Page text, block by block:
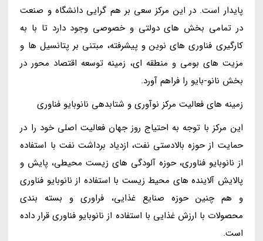
پایدار است. در این مرکز سعی بر هم گرایی دانشگاه و صنعت
در تمامی بخش های دولتی و خصوصی وجود دارد تا با به
کارگیری فناوری های نوین و پیشرفته، مبتنی بر پتانسیل ها و
مزیت های بومی و منطقه ای، زمینه توسعه اقتصاد محور در
بخش نانو-بایو را فراهم آورد.
زمینه های فعالیت مرکز نوآوری و شتابدهی نانوبایو فناوری
این مرکز با توجه به احتیاج روز جهان فعالیت اصلی خود را در
حمایت از حوزه بالادستی نفت، ازدیاد برداشت نفت با استفاده
از نانوبایو فناوری، حوزه آلودگی های زیست محیطی، پایش و
پالایش آلاینده های محیط زیست با استفاده از نانوبایو فناوری
و هم چنین حوزه صنایع غذایی، فراوری و بسته بندی
محصولات با ارزش غذایی با استفاده از نانوبایو فناوری قرار داده
است.